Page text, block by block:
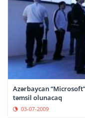
Azərbaycan
təmsil olunacaq
03-07-2009